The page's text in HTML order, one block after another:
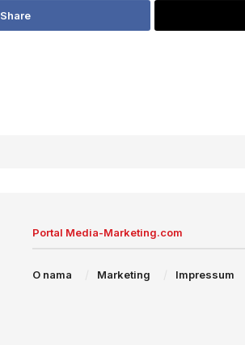
Share
Portal Media-Marketing.com
O nama Marketing Impressum